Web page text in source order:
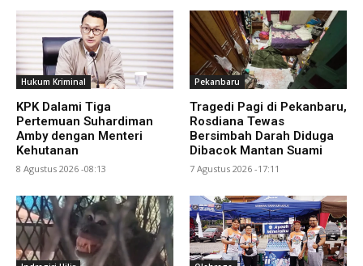
Hukum Kriminal
KPK Dalami Tiga
Pertemuan Suhardiman
Amby dengan Menteri
Kehutanan
8 Agustus 2026 -08:13
Pekanbaru
Tragedi Pagi di Pekanbaru,
Rosdiana Tewas
Bersimbah Darah Diduga
Dibacok Mantan Suami
7 Agustus 2026 -17:11